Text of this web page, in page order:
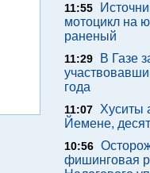
11:55
мотоцикл на
раненый
11:29
В Газе
года
11:07
Хуситы
Йемене,
10:56
фишинговая